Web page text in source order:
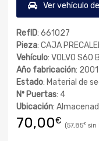
Ver vehículo
RefID: 661027
Pieza: CAJA
Vehículo: VOLVO S60
Año fabricación:
Estado: Material de
Nº Puertas: 4
Ubicación:
70,00€ 57,85€